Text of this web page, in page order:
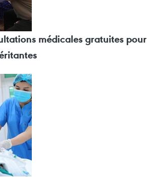
médicales gratuites pour